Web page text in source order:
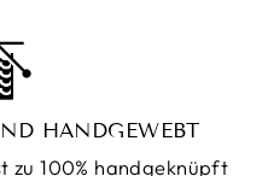
HANDGEWEBT
zu 100% handgeknüpft